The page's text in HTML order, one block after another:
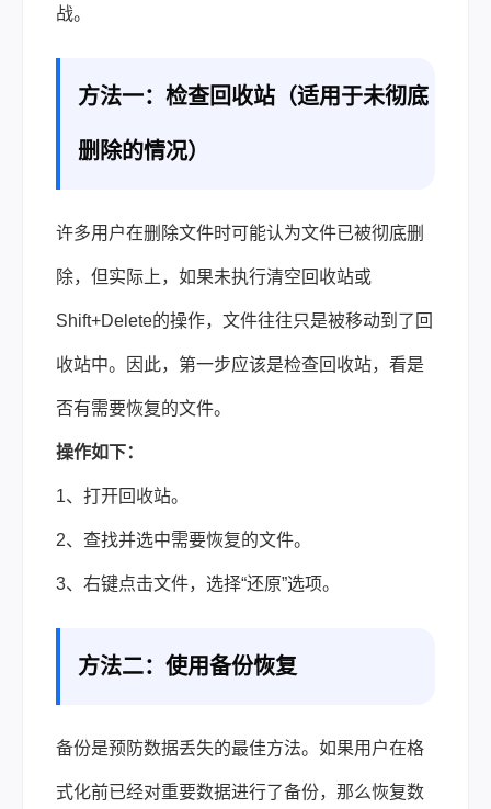
战。
方法一：检查回收站（适用于未彻底
删除的情况）
许多用户在删除文件时可能认为文件已被彻底删
除，但实际上，如果未执行清空回收站或
Shift+Delete的操作，文件往往只是被移动到了回
收站中。因此，第一步应该是检查回收站，看是
否有需要恢复的文件。
操作如下：
1、打开回收站。
2、查找并选中需要恢复的文件。
3、右键点击文件，选择“还原”选项。
方法二：使用备份恢复
备份是预防数据丢失的最佳方法。如果用户在格
式化前已经对重要数据进行了备份，那么恢复数